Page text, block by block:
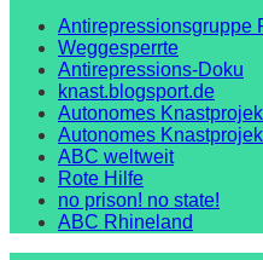
Antirepressionsgruppe
Weggesperrte
Antirepressions-Doku
knast.blogsport.de
Autonomes
Autonomes
ABC weltweit
Rote Hilfe
no prison! no state!
ABC Rhineland